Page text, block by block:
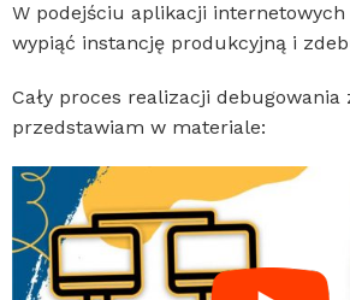
W podejściu aplikacji internetowych
wypiąć instancję produkcyjną i
Cały proces realizacji debugowania
przedstawiam w materiale: